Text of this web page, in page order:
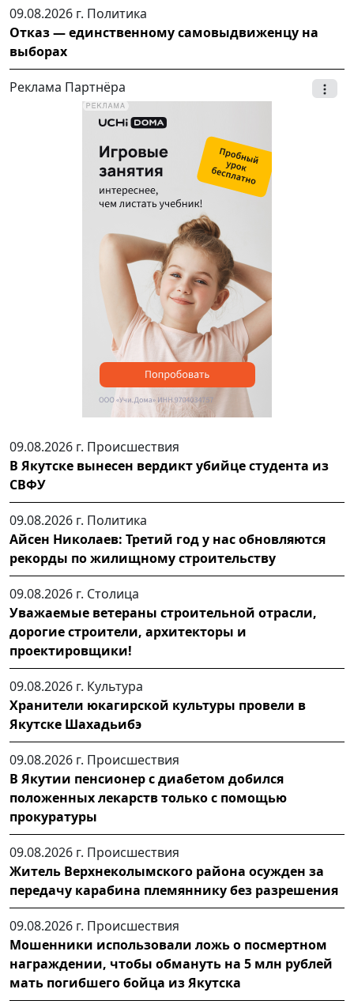
09.08.2026 г. Политика
Отказ — единственному самовыдвиженцу на
выборах
Реклама Партнёра
09.08.2026 г. Происшествия
В Якутске вынесен вердикт убийце студента из
СВФУ
09.08.2026 г. Политика
Айсен Николаев: Третий год у нас обновляются
рекорды по жилищному строительству
09.08.2026 г. Столица
Уважаемые ветераны строительной отрасли,
дорогие строители, архитекторы и
проектировщики!
09.08.2026 г. Культура
Хранители юкагирской культуры провели в
Якутске Шахадьибэ
09.08.2026 г. Происшествия
В Якутии пенсионер с диабетом добился
положенных лекарств только с помощью
прокуратуры
09.08.2026 г. Происшествия
Житель Верхнеколымского района осужден за
передачу карабина племяннику без разрешения
09.08.2026 г. Происшествия
Мошенники использовали ложь о посмертном
награждении, чтобы обмануть на 5 млн рублей
мать погибшего бойца из Якутска